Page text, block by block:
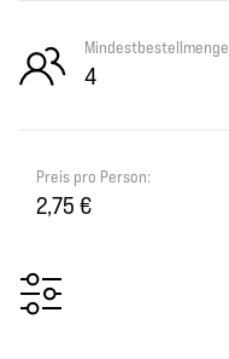
Mindestbestellmenge
4
Preis pro Person:
2,75 €